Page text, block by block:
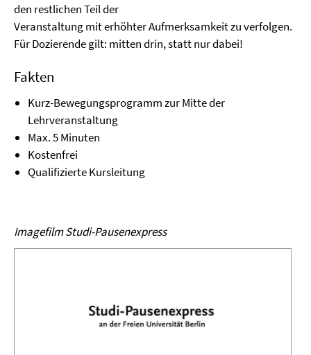
den restlichen Teil der
Veranstaltung mit erhöhter Aufmerksamkeit zu verfolgen.
Für Dozierende gilt: mitten drin, statt nur dabei!
Fakten
Kurz-Bewegungsprogramm zur Mitte der
Lehrveranstaltung
Max. 5 Minuten
Kostenfrei
Qualifizierte Kursleitung
Imagefilm Studi-Pausenexpress